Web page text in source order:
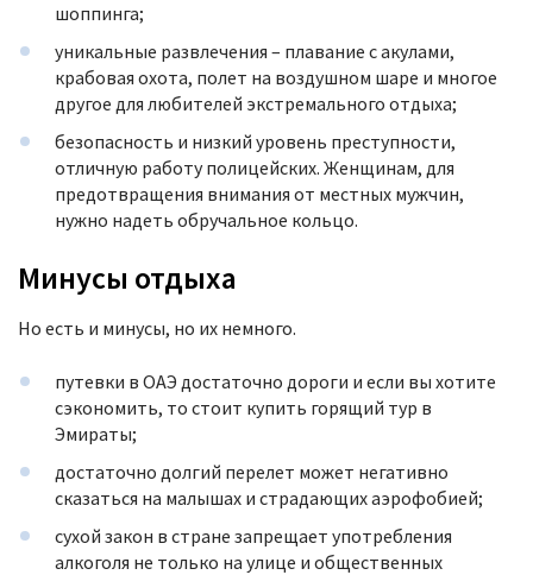
шоппинга;
уникальные развлечения – плавание с акулами,
крабовая охота, полет на воздушном шаре и многое
другое для любителей экстремального отдыха;
безопасность и низкий уровень преступности,
отличную работу полицейских. Женщинам, для
предотвращения внимания от местных мужчин,
нужно надеть обручальное кольцо.
Минусы отдыха
Но есть и минусы, но их немного.
путевки в ОАЭ достаточно дороги и если вы хотите
сэкономить, то стоит купить горящий тур в
Эмираты;
достаточно долгий перелет может негативно
сказаться на малышах и страдающих аэрофобией;
сухой закон в стране запрещает употребления
алкоголя не только на улице и общественных